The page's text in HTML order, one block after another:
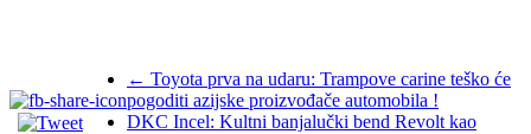
← Toyota prva na udaru: Trampove carine teško će
pogoditi azijske proizvođače automobila !
DKC Incel: Kultni banjalučki bend Revolt kao